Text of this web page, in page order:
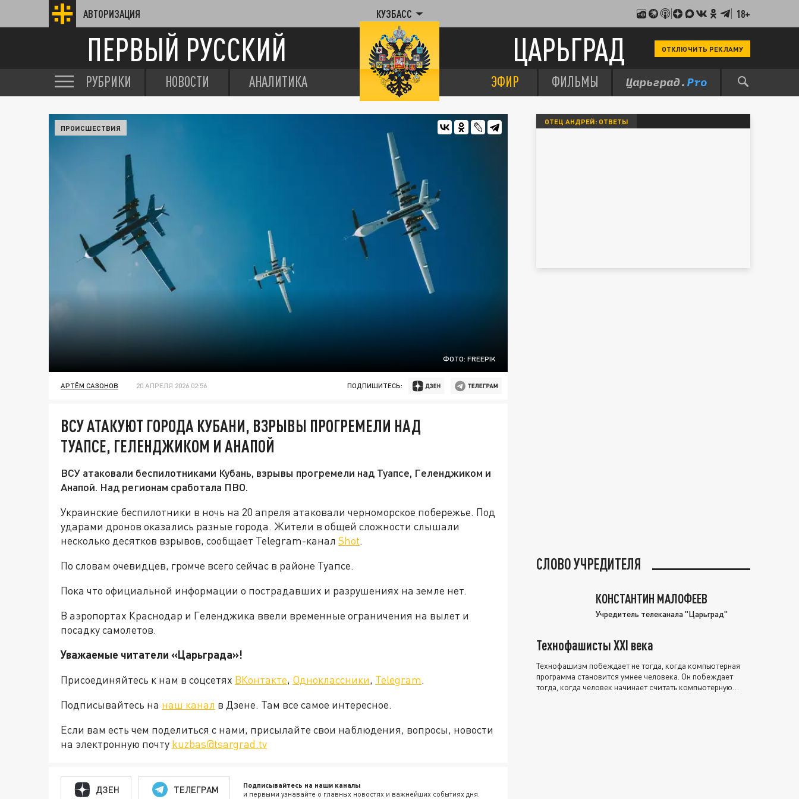
АВТОРИЗАЦИЯ КУЗБАСС 18+
ПЕРВЫЙ РУССКИЙ ЦАРЬГРАД ОТКЛЮЧИТЬ РЕКЛАМУ
РУБРИКИ НОВОСТИ АНАЛИТИКА ЭФИР ФИЛЬМЫ
ФОТО: FREEPIK
ПРОИСШЕСТВИЯ
АРТЁМ САЗОНОВ 20 АПРЕЛЯ 2026 02:56 ПОДПИШИТЕСЬ:
ВСУ АТАКУЮТ ГОРОДА КУБАНИ, ВЗРЫВЫ ПРОГРЕМЕЛИ НАД
ТУАПСЕ, ГЕЛЕНДЖИКОМ И АНАПОЙ
ВСУ атаковали беспилотниками Кубань, взрывы прогремели над Туапсе, Геленджиком и
Анапой. Над регионам сработала ПВО.
Украинские беспилотники в ночь на 20 апреля атаковали черноморское побережье. Под
ударами дронов оказались разные города. Жители в общей сложности слышали
несколько десятков взрывов, сообщает Telegram-канал Shot.
По словам очевидцев, громче всего сейчас в районе Туапсе.
Пока что официальной информации о пострадавших и разрушениях на земле нет.
В аэропортах Краснодар и Геленджика ввели временные ограничения на вылет и
посадку самолетов.
Уважаемые читатели «Царьграда»!
Присоединяйтесь к нам в соцсетях ВКонтакте, Одноклассники, Telegram.
Подписывайтесь на наш канал в Дзене. Там все самое интересное.
Если вам есть чем поделиться с нами, присылайте свои наблюдения, вопросы, новости
на электронную почту kuzbas@tsargrad.tv
ДЗЕН ТЕЛЕГРАМ Подписывайтесь на наши каналы
и первыми узнавайте о главных новостях и важнейших событиях дня.
ОТЕЦ АНДРЕЙ: ОТВЕТЫ
СЛОВО УЧРЕДИТЕЛЯ
КОНСТАНТИН МАЛОФЕЕВ
Учредитель телеканала "Царьград"
Технофашисты XXI века
Технофашизм побеждает не тогда, когда компьютерная
программа становится умнее человека. Он побеждает
тогда, когда человек начинает считать компьютерную